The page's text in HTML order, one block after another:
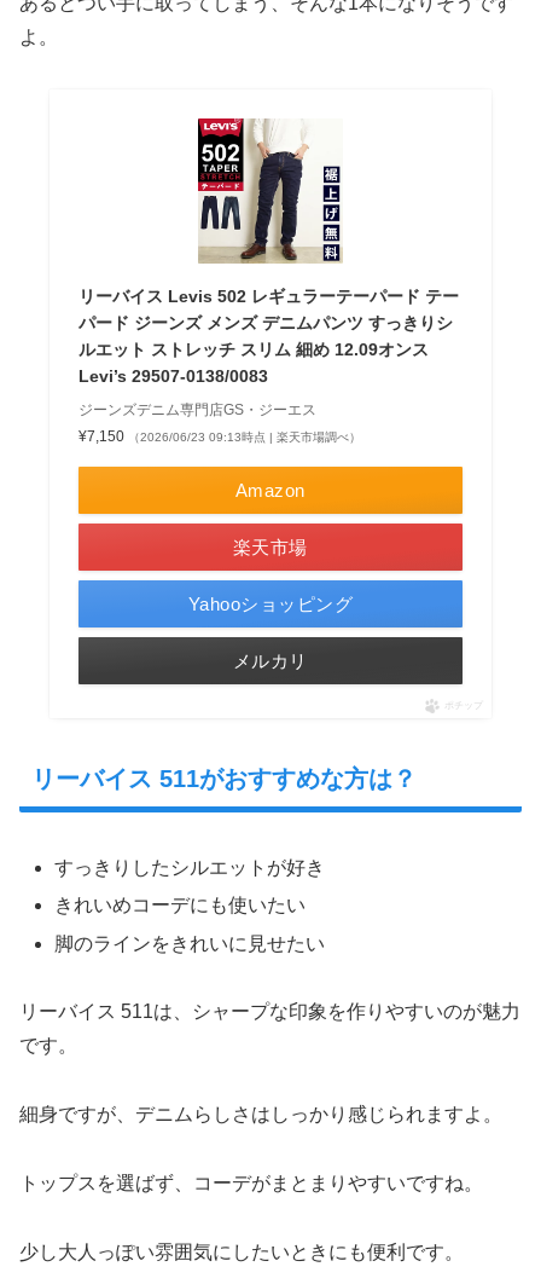
よ。
リーバイス Levis 502 レギュラーテーパード テー
パード ジーンズ メンズ デニムパンツ すっきりシ
ルエット ストレッチ スリム 細め 12.09オンス
Levi’s 29507-0138/0083
ジーンズデニム専門店GS・ジーエス
¥7,150
（2026/06/23 09:13時点 | 楽天市場調べ）
Amazon
楽天市場
Yahooショッピング
メルカリ
ポチップ
リーバイス 511がおすすめな方は？
すっきりしたシルエットが好き
きれいめコーデにも使いたい
脚のラインをきれいに見せたい
リーバイス 511は、シャープな印象を作りやすいのが魅力
です。
細身ですが、デニムらしさはしっかり感じられますよ。
トップスを選ばず、コーデがまとまりやすいですね。
少し大人っぽい雰囲気にしたいときにも便利です。